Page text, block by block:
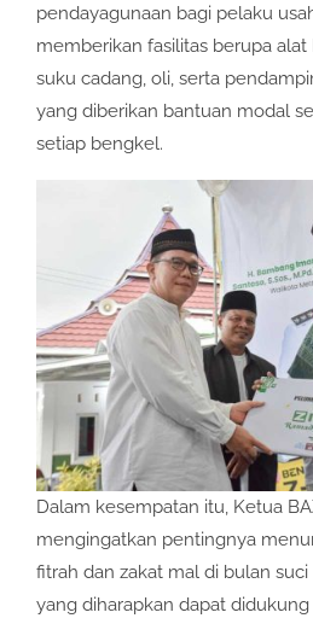
pendayagunaan bagi pelaku
memberikan fasilitas berupa
suku cadang, oli, serta
yang diberikan bantuan modal
setiap bengkel.
Dalam kesempatan itu, Ketua
mengingatkan pentingnya
fitrah dan zakat mal di bulan suci
yang diharapkan dapat